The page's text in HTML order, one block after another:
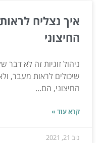
איך נצליח
החיצוני
ניהול זוגיות זה לא דבר
שיכולים לראות מעבר,
החיצוני, הם...
קרא עוד »
נוב 21, 2021